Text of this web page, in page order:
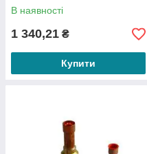
В наявності
1 340,21 ₴
Купити